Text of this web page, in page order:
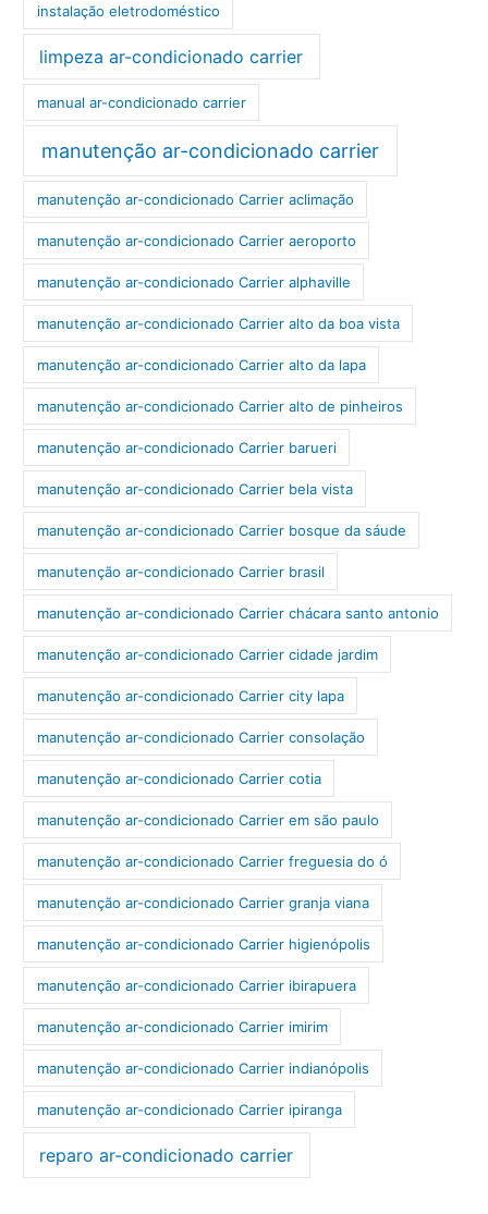
instalação eletrodoméstico
limpeza ar-condicionado carrier
manual ar-condicionado carrier
manutenção ar-condicionado carrier
manutenção ar-condicionado Carrier aclimação
manutenção ar-condicionado Carrier aeroporto
manutenção ar-condicionado Carrier alphaville
manutenção ar-condicionado Carrier alto da boa vista
manutenção ar-condicionado Carrier alto da lapa
manutenção ar-condicionado Carrier alto de pinheiros
manutenção ar-condicionado Carrier barueri
manutenção ar-condicionado Carrier bela vista
manutenção ar-condicionado Carrier bosque da sáude
manutenção ar-condicionado Carrier brasil
manutenção ar-condicionado Carrier chácara santo antonio
manutenção ar-condicionado Carrier cidade jardim
manutenção ar-condicionado Carrier city lapa
manutenção ar-condicionado Carrier consolação
manutenção ar-condicionado Carrier cotia
manutenção ar-condicionado Carrier em são paulo
manutenção ar-condicionado Carrier freguesia do ó
manutenção ar-condicionado Carrier granja viana
manutenção ar-condicionado Carrier higienópolis
manutenção ar-condicionado Carrier ibirapuera
manutenção ar-condicionado Carrier imirim
manutenção ar-condicionado Carrier indianópolis
manutenção ar-condicionado Carrier ipiranga
reparo ar-condicionado carrier